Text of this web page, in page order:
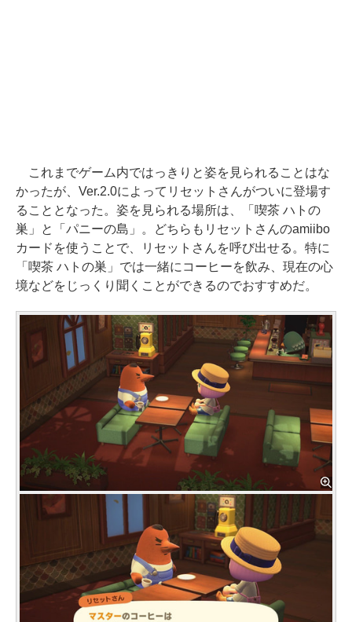
これまでゲーム内ではっきりと姿を見られることはな
かったが、Ver.2.0によってリセットさんがついに登場す
ることとなった。姿を見られる場所は、「喫茶 ハトの
巣」と「パニーの島」。どちらもリセットさんのamiibo
カードを使うことで、リセットさんを呼び出せる。特に
「喫茶 ハトの巣」では一緒にコーヒーを飲み、現在の心
境などをじっくり聞くことができるのでおすすめだ。